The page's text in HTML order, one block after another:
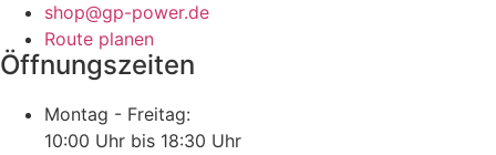
shop@gp-power.de
Route planen
Öffnungszeiten
Montag - Freitag:
10:00 Uhr bis 18:30 Uhr